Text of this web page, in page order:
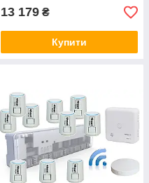
13 179 ₴
Купити